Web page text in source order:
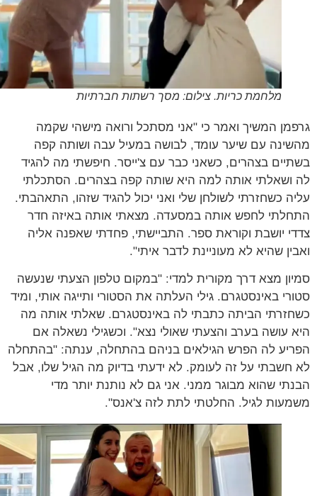
מלחמת כריות. צילום: מסך רשתות חברתיות
המשיך ואמר כי "אני מסתכל ורואה מישהי שקמה
עם שיער עומד, לבושה במעיל עבה ושותה קפה
בצהרים, כשאני כבר עם צ'ייסר. חיפשתי מה להגיד
ושאלתי אותה למה היא שותה קפה בצהרים. הסתכלתי
כשחזרתי לשולחן שלי ואני יכול להגיד שזהו, התאהבתי.
לחפש אותה במסעדה. מצאתי אותה באיזה חדר
יושבת וקוראת ספר. התביישתי, פחדתי שאפנה אליה
שהיא לא מעוניינת לדבר איתי".
מצא דרך מקורית למדי: "במקום טלפון הצעתי שנעשה
באינסטגרם. גילי העלתה את הסטורי ותייגה אותי, ומיד
הביתה כתבתי לה באינסטגרם. שאלתי אותה מה
עושה בערב והצעתי שאולי נצא". וכשגילי נשאלה אם
לה הפרש הגילאים בניהם בהתחלה, ענתה: "בהתחלה
על זה לעומק. לא ידעתי בדיוק מה הגיל שלו, אבל
שהוא מבוגר ממני. אני גם לא נותנת יותר מדי
לגיל. החלטתי לתת לזה צ'אנס".